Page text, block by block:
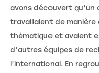
avons découvert qu’un
travaillaient de
thématique et avaient
d’autres équipes de
l’international. En